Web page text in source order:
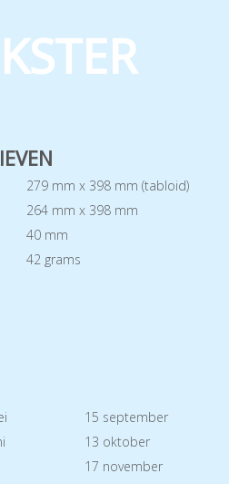
279 mm x 398 mm (tabloid)
264 mm x 398 mm
40 mm
42 grams
15 september
13 oktober
17 november